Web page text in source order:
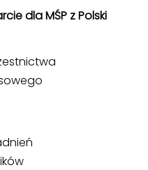
dla MŚP z Polski